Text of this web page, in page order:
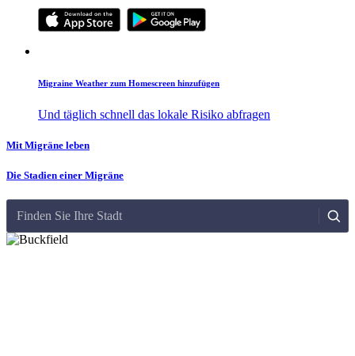
Migraine Weather zum Homescreen hinzufügen
Und täglich schnell das lokale Risiko abfragen
Mit Migräne leben
Die Stadien einer Migräne
Finden Sie Ihre Stadt